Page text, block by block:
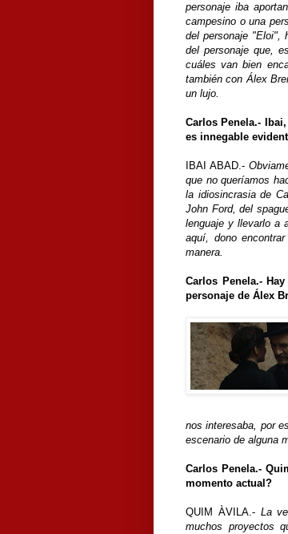
personaje iba
campesino o una
del personaje "Eloi",
del personaje que,
cuáles van bien
también con Álex
un lujo.
Carlos Penela.-
es innegable
IBAI ABAD.-
que no queríamos
la idiosincrasia de
John Ford, del
lenguaje y llevarlo a
aquí, dono
manera.
Carlos Penela.-
personaje de Álex
nos interesaba, por
escenario de alguna
Carlos Penela.-
momento actual?
QUIM ÀVILA.- La
muchos proyectos